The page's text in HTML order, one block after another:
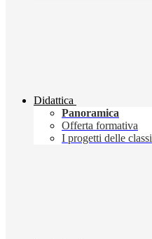
Didattica
Panoramica
Offerta formativa
I progetti delle classi